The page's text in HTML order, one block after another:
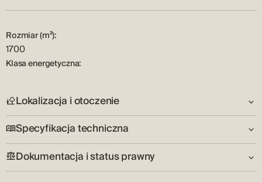
pozwalające na identyfikację szans rynkowych, dbałość o
nieruchomość.
Rozmiar (m²):
1700
Klasa energetyczna:
Lokalizacja i otoczenie
Kraj:
HR
Specyfikacja techniczna
Narzędzia:
Dokumentacja i status prawny